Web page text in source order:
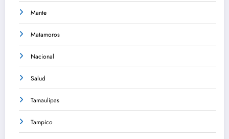
Mante
Matamoros
Nacional
Salud
Tamaulipas
Tampico